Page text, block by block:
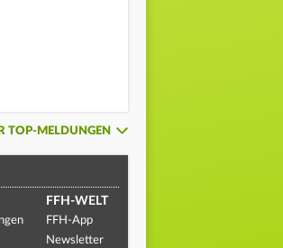
TOP-MELDUNGEN
FFH-WELT
FFH-App
Newsletter